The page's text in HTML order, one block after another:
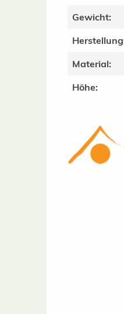
Gewicht:
Material:
Höhe: